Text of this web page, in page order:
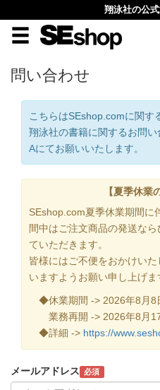
翔泳社の公
問い合わせ
こちらはSEshop.comに関す
翔泳社の書籍に関するお問い
Aにてお願いいたします。
【夏季休業
SEshop.com夏季休業期間に
間中はご注文商品の発送な
ていただきます。
皆様にはご不便をおかけい
いますようお願い申し上げま
◆休業期間 -> 2026年8月8
業務再開 -> 2026年8月17
◆詳細 -> https://
メールアドレス 必須